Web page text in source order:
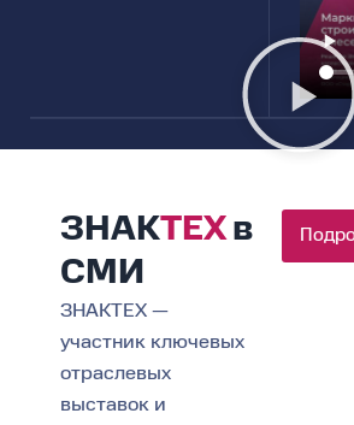
ЗНАКТЕХв
СМИ
ЗНАКТЕХ —
участник ключевых
отраслевых
выставок и